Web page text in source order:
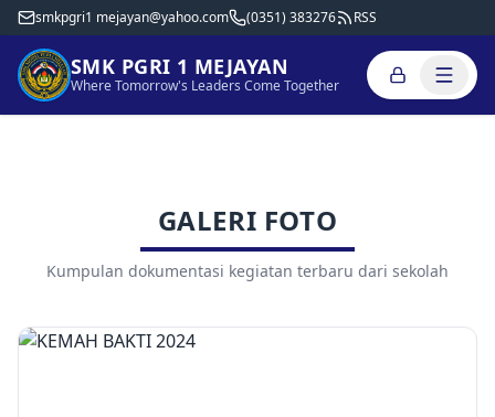
smkpgri1 mejayan@yahoo.com (0351) 383276 RSS
SMK PGRI 1 MEJAYAN
Where Tomorrow's Leaders Come Together
GALERI FOTO
Kumpulan dokumentasi kegiatan terbaru dari sekolah